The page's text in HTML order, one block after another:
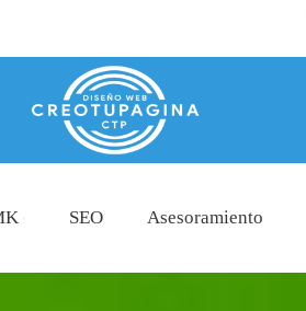
SEO Asesoramiento